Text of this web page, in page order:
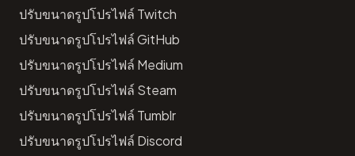
ปรับขนาดรูปโปรไฟล์ Twitch
ปรับขนาดรูปโปรไฟล์ GitHub
ปรับขนาดรูปโปรไฟล์ Medium
ปรับขนาดรูปโปรไฟล์ Steam
ปรับขนาดรูปโปรไฟล์ Tumblr
ปรับขนาดรูปโปรไฟล์ Discord